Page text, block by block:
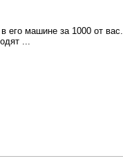
его машине за 1000 от вас.
...